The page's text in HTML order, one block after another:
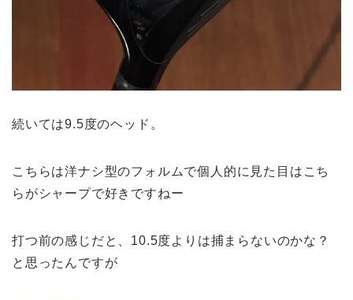
続いては9.5度のヘッド。
こちらは洋ナシ型のフォルムで個人的に見た目はこち
らがシャープで好きですねー
打つ前の感じだと、10.5度よりは捕まらないのかな？
と思ったんですが